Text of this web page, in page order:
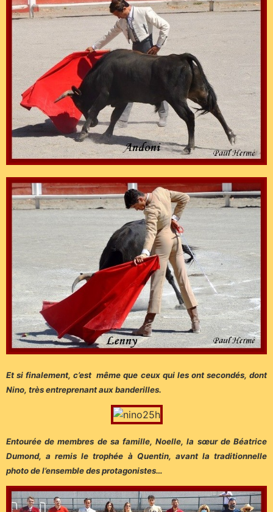
Et si finalement, c’est même que ceux qui les ont secondés, dont
Nino, très entreprenant aux banderilles.
Entourée de membres de sa famille, Noelle, la sœur de Béatrice
Dumond, a remis le trophée à Quentin, avant la traditionnelle
photo de l’ensemble des protagonistes…